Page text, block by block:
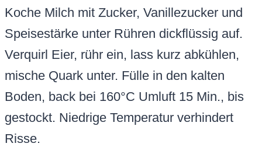
Koche Milch mit Zucker, Vanillezucker und
Speisestärke unter Rühren dickflüssig auf.
Verquirl Eier, rühr ein, lass kurz abkühlen,
mische Quark unter. Fülle in den kalten
Boden, back bei 160°C Umluft 15 Min., bis
gestockt. Niedrige Temperatur verhindert
Risse.